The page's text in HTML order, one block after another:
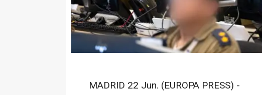
MADRID 22 Jun. (EUROPA PRESS) -